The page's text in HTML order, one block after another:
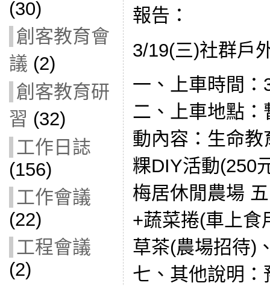
(30)
創客教育會
議 (2)
創客教育研
習 (32)
工作日誌
(156)
工作會議
(22)
工程會議
(2)
報告：
3/19(三)社群戶
一、上車時間：
二、上車地點
動內容：生命
粿DIY活動(250
梅居休閒農場
+蔬菜捲(車上食
草茶(農場招待)
七、其他說明